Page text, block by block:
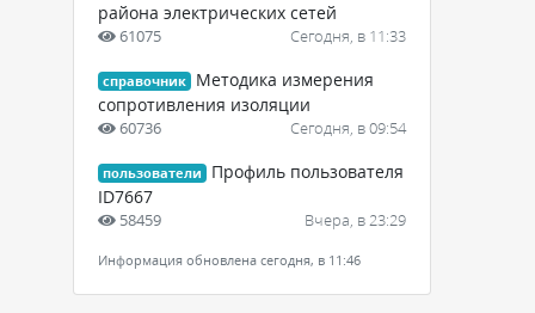
района электрических сетей
61075 Сегодня, в 11:33
справочник
Методика измерения
сопротивления изоляции
60736 Сегодня, в 09:54
пользователи
Профиль пользователя
ID7667
58459 Вчера, в 23:29
Информация обновлена сегодня, в 11:46